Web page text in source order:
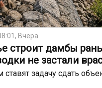
Вчера
строит дамбы
не застали
ставят задачу сдать